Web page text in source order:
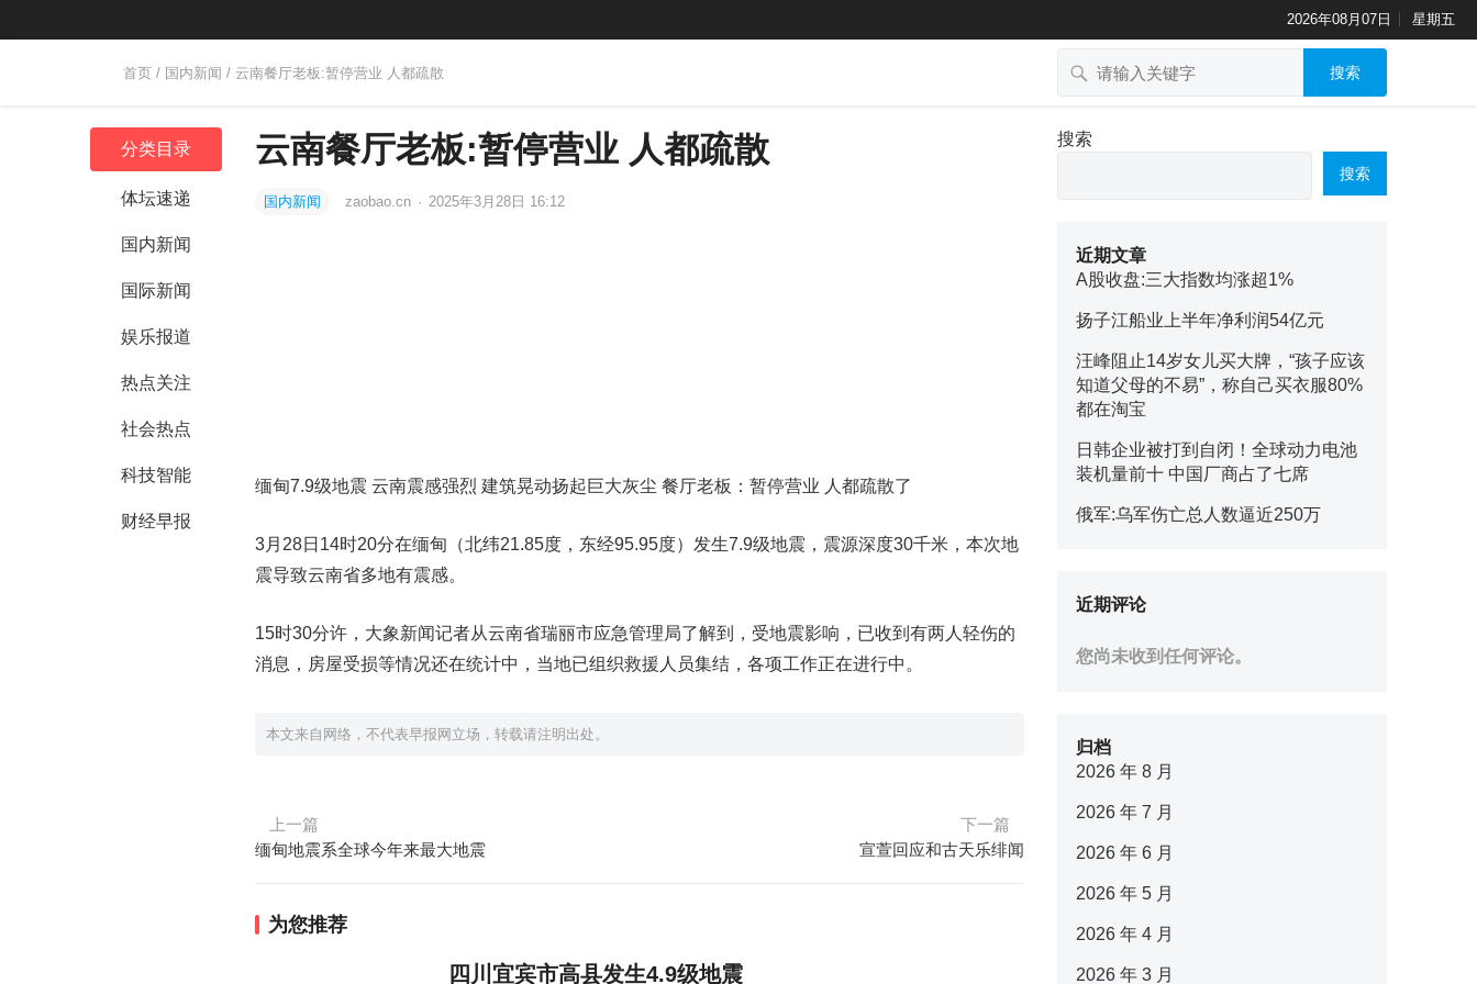
2026年08月07日 星期五
首页 / 国内新闻 / 云南餐厅老板:暂停营业 人都疏散 搜索
分类目录
体坛速递
国内新闻
国际新闻
娱乐报道
热点关注
社会热点
科技智能
财经早报
云南餐厅老板:暂停营业 人都疏散
国内新闻 zaobao.cn · 2025年3月28日 16:12
缅甸7.9级地震 云南震感强烈 建筑晃动扬起巨大灰尘 餐厅老板：暂停营业 人都疏散了
3月28日14时20分在缅甸（北纬21.85度，东经95.95度）发生7.9级地震，震源深度30千米，本次地
震导致云南省多地有震感。
15时30分许，大象新闻记者从云南省瑞丽市应急管理局了解到，受地震影响，已收到有两人轻伤的
消息，房屋受损等情况还在统计中，当地已组织救援人员集结，各项工作正在进行中。
本文来自网络，不代表早报网立场，转载请注明出处。
上一篇
缅甸地震系全球今年来最大地震
下一篇
宣萱回应和古天乐绯闻
为您推荐
四川宜宾市高县发生4.9级地震
搜索
搜索
近期文章
A股收盘:三大指数均涨超1%
扬子江船业上半年净利润54亿元
汪峰阻止14岁女儿买大牌，“孩子应该
知道父母的不易”，称自己买衣服80%
都在淘宝
日韩企业被打到自闭！全球动力电池
装机量前十 中国厂商占了七席
俄军:乌军伤亡总人数逼近250万
近期评论
您尚未收到任何评论。
归档
2026 年 8 月
2026 年 7 月
2026 年 6 月
2026 年 5 月
2026 年 4 月
2026 年 3 月